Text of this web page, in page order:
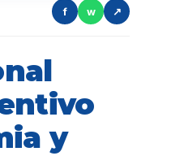
f w ↗
y